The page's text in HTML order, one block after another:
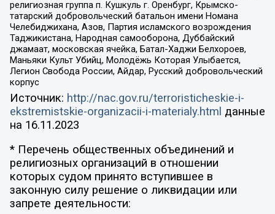
религиозная группа п. Кушкуль г. Оренбург, Крымско-
татарский добровольческий батальон имени Номана
Челебиджихана, Азов, Партия исламского возрождения
Таджикистана, Народная самооборона, Дуббайский
джамаат, московская ячейка, Батал-Хаджи Белхороев,
Маньяки Культ Убийц, Молодёжь Которая Улыбается,
Легион Свобода России, Айдар, Русский добровольческий
корпус
Источник: http://nac.gov.ru/terroristicheskie-i-
ekstremistskie-organizacii-i-materialy.html данные
на 16.11.2023
* Перечень общественных объединений и
религиозных организаций в отношении
которых судом принято вступившее в
законную силу решение о ликвидации или
запрете деятельности: